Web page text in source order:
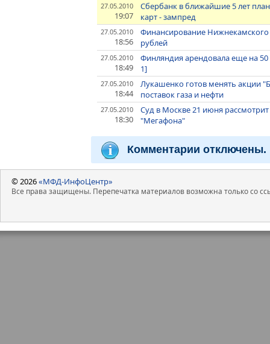
27.05.2010
19:07
Сбербанк в ближайшие 5 лет
карт - зампред
27.05.2010
18:56
Финансирование Нижнекамского
рублей
27.05.2010
18:49
Финляндия арендовала еще на 50
1]
27.05.2010
18:44
Лукашенко готов менять акции
поставок газа и нефти
27.05.2010
18:30
Суд в Москве 21 июня
"Мегафона"
Комментарии отключены.
© 2026«МФД-ИнфоЦентр»
Все права защищены. Перепечатка материалов возможна только со